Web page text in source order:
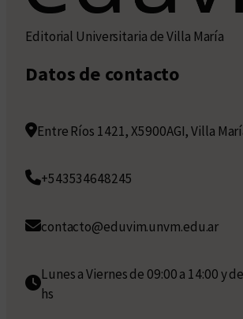
Editorial Universitaria de Villa María
Datos de contacto
Entre Ríos 1421, X5900AGI, Villa
+543534648245
contacto@eduvim.unvm.edu.ar
Lunes a Viernes de 09:00 a 14:00 y
hs